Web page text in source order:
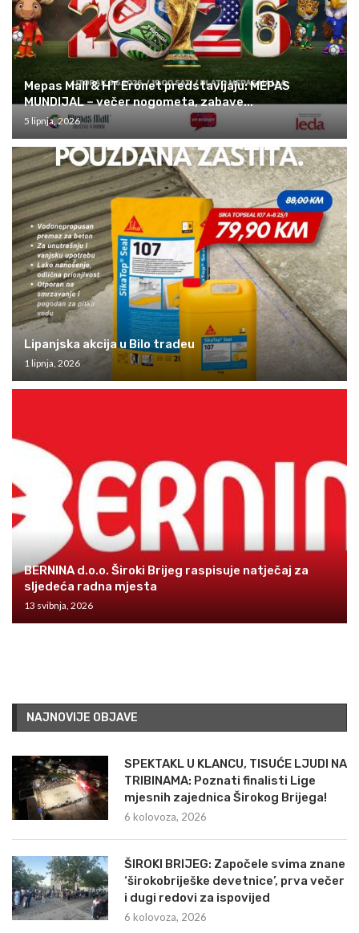
Mepas Mall & HT Eronet predstavljaju: MEPAS
MUNDIJAL – večer nogometa, zabave...
5 lipnja, 2026
Lipanjska akcija u Bilo tradeu
1 lipnja, 2026
BERNINA d.o.o. Široki Brijeg raspisuje natječaj za
sljedeća radna mjesta
13 svibnja, 2026
NAJNOVIJE OBJAVE
SPEKTAKL U KLANCU, TISUĆE LJUDI NA
TRIBINAMA: Poznati finalisti Lige
mjesnih zajednica Širokog Brijega!
6 kolovoza, 2026
ŠIROKI BRIJEG: Započele svima znane
‘širokobriješke devetnice’, prva večer
i dugi redovi za ispovijed
6 kolovoza, 2026